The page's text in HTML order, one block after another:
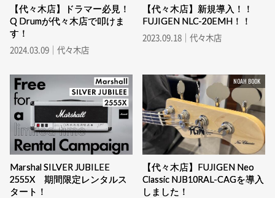
【代々木店】ドラマー必見！
Q Drumが代々木店で叩けま
す！
2024.03.09｜代々木店
【代々木店】新規導入！！
FUJIGEN NLC-20EMH！！
2023.09.18｜代々木店
Marshal SILVER JUBILEE
2555X 期間限定レンタルス
タート！
NOAH BOOK
【代々木店】FUJIGEN Neo
Classic NJB10RAL-CAGを導入
しました！